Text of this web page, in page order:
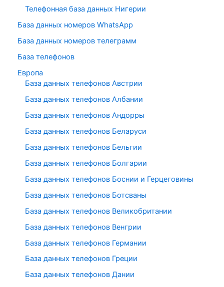
Телефонная база данных Нигерии
База данных номеров WhatsApp
База данных номеров телеграмм
База телефонов
Европа
База данных телефонов Австрии
База данных телефонов Албании
База данных телефонов Андорры
База данных телефонов Беларуси
База данных телефонов Бельгии
База данных телефонов Болгарии
База данных телефонов Боснии и Герцеговины
База данных телефонов Ботсваны
База данных телефонов Великобритании
База данных телефонов Венгрии
База данных телефонов Германии
База данных телефонов Греции
База данных телефонов Дании